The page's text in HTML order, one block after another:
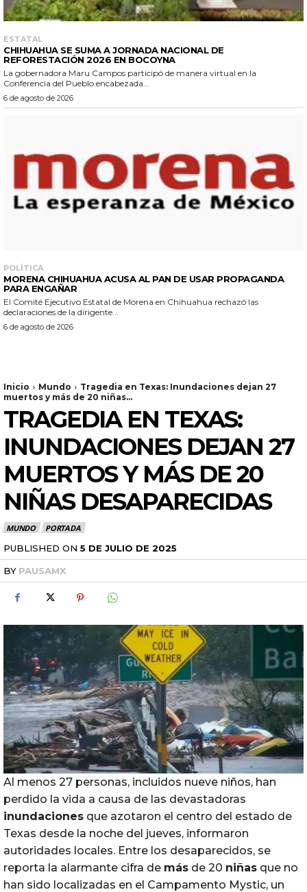
ESTATAL
CHIHUAHUA SE SUMA A JORNADA NACIONAL DE
REFORESTACIÓN 2026 EN BOCOYNA
La gobernadora Maru Campos participó de manera virtual en la
Conferencia del Pueblo encabezada...
6 de agosto de 2026
POLÍTICA
MORENA CHIHUAHUA ACUSA AL PAN DE USAR PROPAGANDA
PARA ENGAÑAR
El Comité Ejecutivo Estatal de Morena en Chihuahua rechazó las
declaraciones de la dirigente...
6 de agosto de 2026